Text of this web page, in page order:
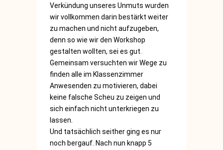
Verkündung unseres Unmuts wurden
wir vollkommen darin bestärkt weiter
zu machen und nicht aufzugeben,
denn so wie wir den Workshop
gestalten wollten, sei es gut.
Gemeinsam versuchten wir Wege zu
finden alle im Klassenzimmer
Anwesenden zu motivieren, dabei
keine falsche Scheu zu zeigen und
sich einfach nicht unterkriegen zu
lassen.
Und tatsächlich seither ging es nur
noch bergauf. Nach nun knapp 5